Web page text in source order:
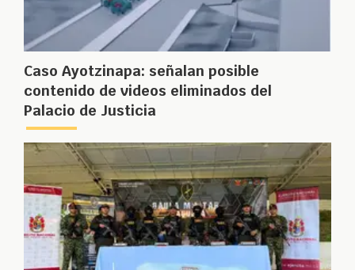
Caso Ayotzinapa: señalan posible
contenido de videos eliminados del
Palacio de Justicia